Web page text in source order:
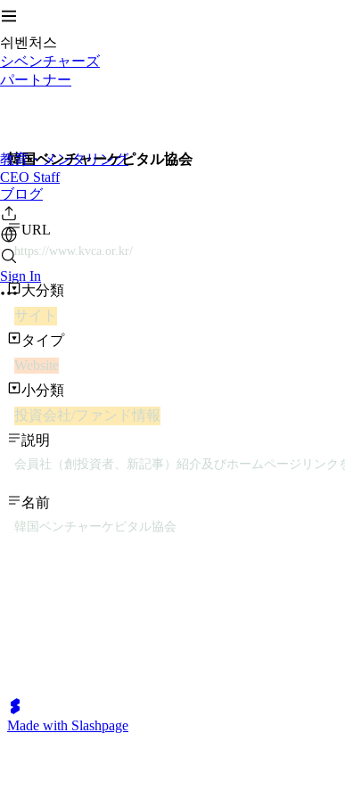
쉬벤처스
シベンチャーズ
パートナー
教育・メンタリング
CEO Staff
ブログ
Sign In
韓国ベンチャーケピタル協会
URL
https://www.kvca.or.kr/
大分類
サイト
タイプ
Website
小分類
投資会社/ファンド情報
説明
会員社（創投資者、新記事）紹介及びホームページリン
名前
韓国ベンチャーケピタル協会
Made with Slashpage